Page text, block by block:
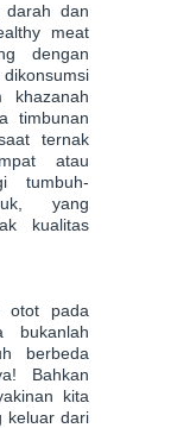
darah dan
meat
dengan
khazanah
timbunan
ternak
atau
tumbuh-
yang
kualitas
otot pada
bukanlah
berbeda
Bahkan
kita
keluar dari